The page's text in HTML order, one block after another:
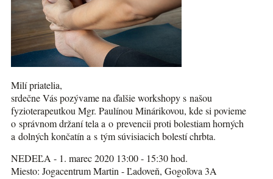
Milí priatelia,
srdečne Vás pozývame na ďalšie workshopy s našou
fyzioterapeutkou Mgr. Paulínou Minárikovou, kde si povieme
o správnom držaní tela a o prevencii proti bolestiam horných
a dolných končatín a s tým súvisiacich bolestí chrbta.
NEDEĽA - 1. marec 2020 13:00 - 15:30 hod.
Miesto: Jogacentrum Martin - Ľadoveň, Gogoľova 3A